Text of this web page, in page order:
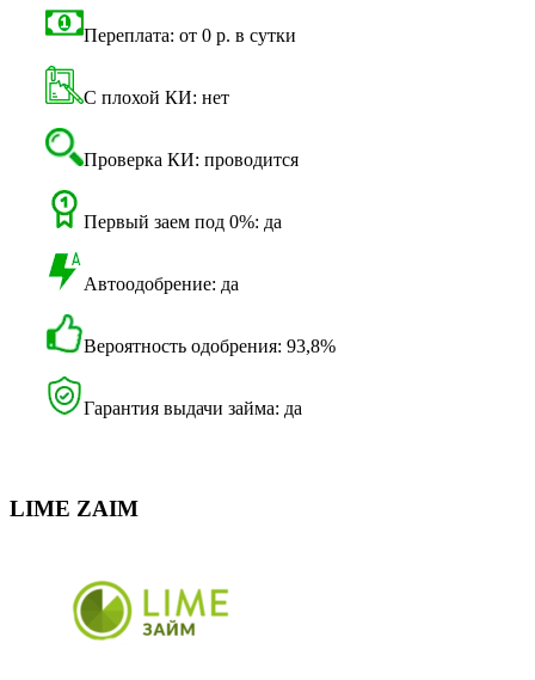
Переплата: от 0 р. в сутки
С плохой КИ: нет
Проверка КИ: проводится
Первый заем под 0%: да
Автоодобрение: да
Вероятность одобрения: 93,8%
Гарантия выдачи займа: да
LIME ZAIM